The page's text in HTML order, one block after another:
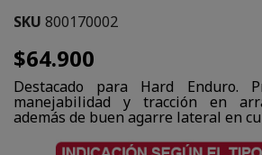
SKU 800170002
$64.900
Destacado para Hard Enduro.
manejabilidad y tracción en
además de buen agarre lateral en